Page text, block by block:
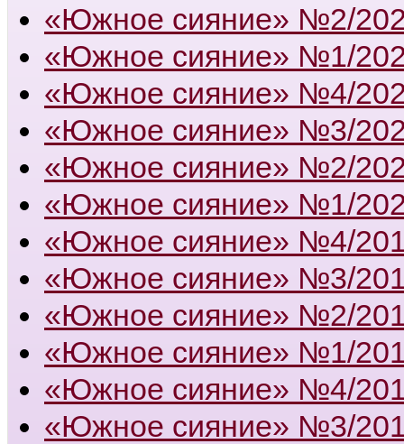
«Южное сияние» №2/
«Южное сияние» №1/
«Южное сияние» №4/
«Южное сияние» №3/
«Южное сияние» №2/
«Южное сияние» №1/
«Южное сияние» №4/
«Южное сияние» №3/
«Южное сияние» №2/
«Южное сияние» №1/
«Южное сияние» №4/
«Южное сияние» №3/